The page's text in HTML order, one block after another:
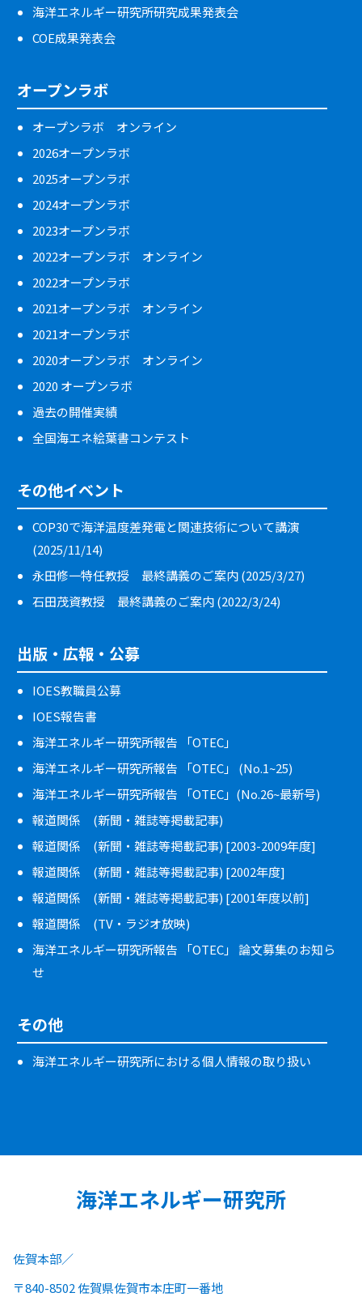
海洋エネルギー研究所研究成果発表会
COE成果発表会
オープンラボ
オープンラボ オンライン
2026オープンラボ
2025オープンラボ
2024オープンラボ
2023オープンラボ
2022オープンラボ オンライン
2022オープンラボ
2021オープンラボ オンライン
2021オープンラボ
2020オープンラボ オンライン
2020 オープンラボ
過去の開催実績
全国海エネ絵葉書コンテスト
その他イベント
COP30で海洋温度差発電と関連技術について講演
(2025/11/14)
永田修一特任教授 最終講義のご案内 (2025/3/27)
石田茂資教授 最終講義のご案内 (2022/3/24)
出版・広報・公募
IOES教職員公募
IOES報告書
海洋エネルギー研究所報告 「OTEC」
海洋エネルギー研究所報告 「OTEC」 (No.1~25)
海洋エネルギー研究所報告 「OTEC」(No.26~最新号)
報道関係 (新聞・雑誌等掲載記事)
報道関係 (新聞・雑誌等掲載記事) [2003-2009年度]
報道関係 (新聞・雑誌等掲載記事) [2002年度]
報道関係 (新聞・雑誌等掲載記事) [2001年度以前]
報道関係 (TV・ラジオ放映)
海洋エネルギー研究所報告 「OTEC」 論文募集のお知ら
せ
その他
海洋エネルギー研究所における個人情報の取り扱い
海洋エネルギー研究所
佐賀本部
〒840-8502 佐賀県佐賀市本庄町一番地